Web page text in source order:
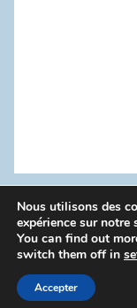
WordPress
Politique de
Nous utilisons des
expérience sur notre
You can find out
switch them off in
Accepter